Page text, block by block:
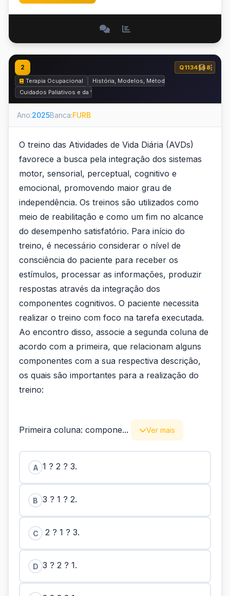
2
Q1134568
Terapia Ocupacional
História, Modelos, Métodos e Práticas da
Cuidados Paliativos e da Vida Diária na Terapia Ocupacional e na
Ano:2025Banca:FURB
O treino das Atividades de Vida Diária (AVDs)
favorece a busca pela integração dos sistemas
motor, sensorial, perceptual, cognitivo e
emocional, promovendo maior grau de
independência. Os treinos são utilizados como
meio de reabilitação e como um fim no alcance
do desempenho satisfatório. Para início do
treino, é necessário considerar o nível de
consciência do paciente para receber os
estímulos, processar as informações, produzir
respostas através da integração dos
componentes cognitivos. O paciente necessita
realizar o treino com foco na tarefa executada.
Ao encontro disso, associe a segunda coluna de
acordo com a primeira, que relacionam alguns
componentes com a sua respectiva descrição,
os quais são importantes para a realização do
treino:
Primeira coluna: compone... Ver mais
A 1 ? 2 ? 3.
B 3 ? 1 ? 2.
C 2 ? 1 ? 3.
D 3 ? 2 ? 1.